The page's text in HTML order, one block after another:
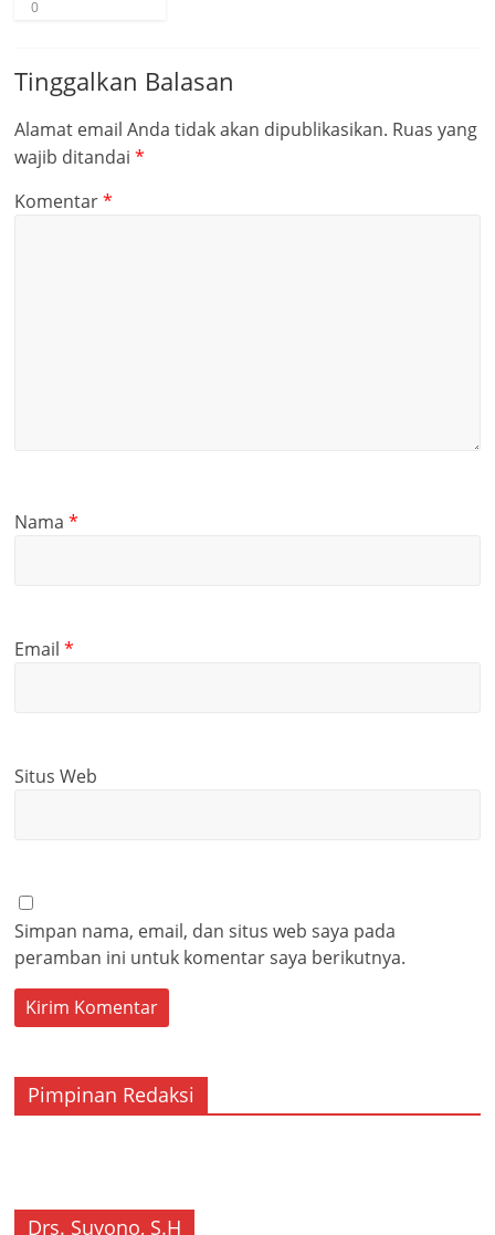
0
Tinggalkan Balasan
Alamat email Anda tidak akan dipublikasikan. Ruas yang
wajib ditandai*
Komentar*
Nama*
Email*
Situs Web
Simpan nama, email, dan situs web saya pada
peramban ini untuk komentar saya berikutnya.
Pimpinan Redaksi
Drs. Suyono, S.H